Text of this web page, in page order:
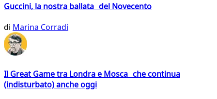
Guccini, la nostra ballata del Novecento
di Marina Corradi
Il Great Game tra Londra e Mosca che continua
(indisturbato) anche oggi